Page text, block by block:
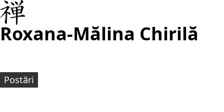
Roxana-Mălina Chirilă
Postări